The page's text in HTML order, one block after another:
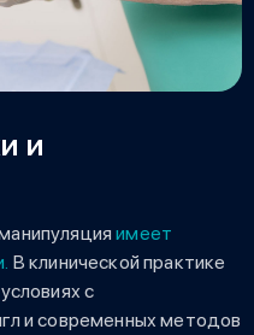
и
имеет
В клинической практике
с
и современных методов